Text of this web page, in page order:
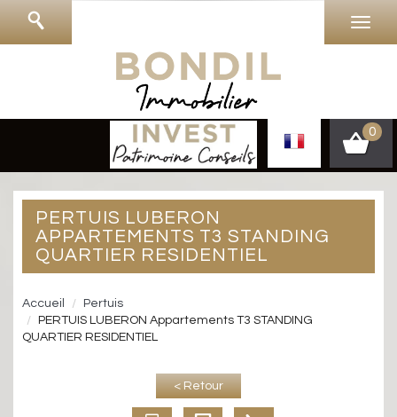
0
PERTUIS LUBERON
APPARTEMENTS T3 STANDING
QUARTIER RESIDENTIEL
Accueil
Pertuis
PERTUIS LUBERON Appartements T3 STANDING
QUARTIER RESIDENTIEL
< Retour